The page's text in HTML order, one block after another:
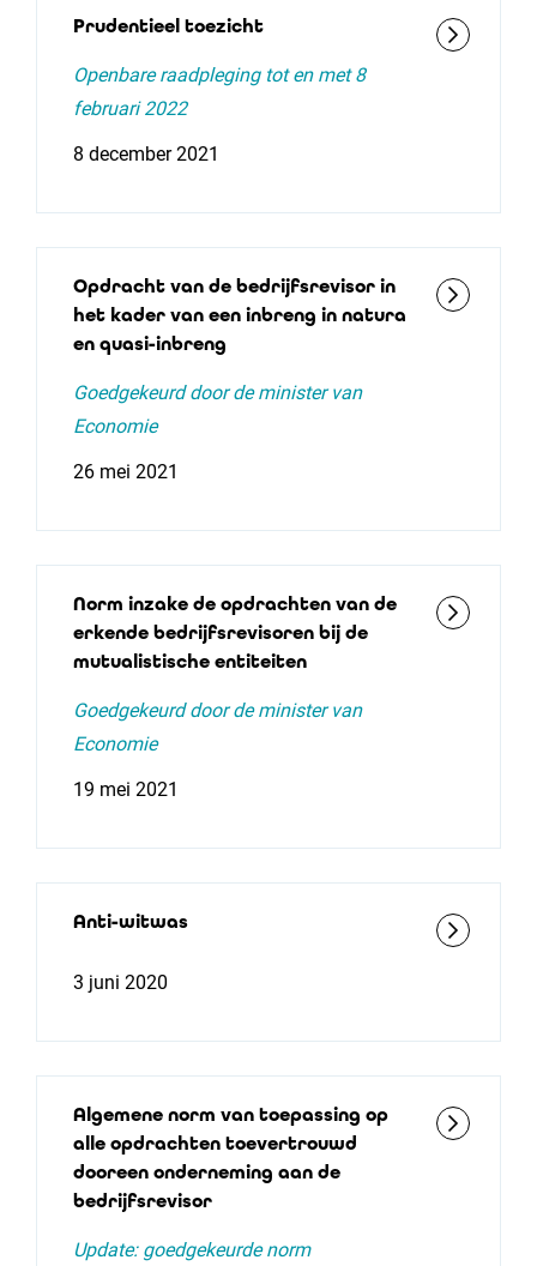
Prudentieel toezicht
Openbare raadpleging tot en met 8
februari 2022
8 december 2021
Opdracht van de bedrijfsrevisor in
het kader van een inbreng in natura
en quasi-inbreng
Goedgekeurd door de minister van
Economie
26 mei 2021
Norm inzake de opdrachten van de
erkende bedrijfsrevisoren bij de
mutualistische entiteiten
Goedgekeurd door de minister van
Economie
19 mei 2021
Anti-witwas
3 juni 2020
Algemene norm van toepassing op
alle opdrachten toevertrouwd
dooreen onderneming aan de
bedrijfsrevisor
Update: goedgekeurde norm